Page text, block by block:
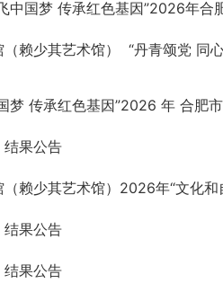
中国梦 传承红色基因”2026年合
（赖少其艺术馆） “丹青颂党 同
梦 传承红色基因”2026 年 合肥
结果公告
赖少其艺术馆）2026年“文化
结果公告
结果公告